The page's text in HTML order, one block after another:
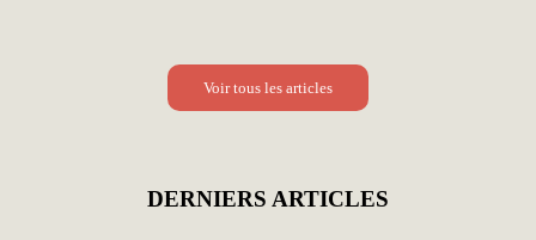
Voir tous les articles
DERNIERS ARTICLES